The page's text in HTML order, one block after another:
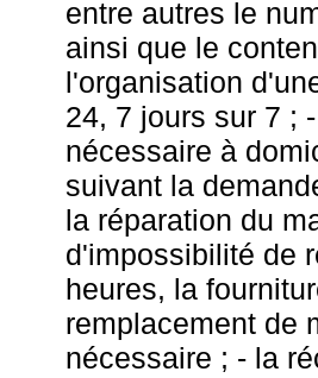
entre autres le
ainsi que le
l'organisation
24, 7 jours sur 7 ;
nécessaire à
suivant la
la réparation du
d'impossibilité de
heures, la
remplacement de
nécessaire ; - la